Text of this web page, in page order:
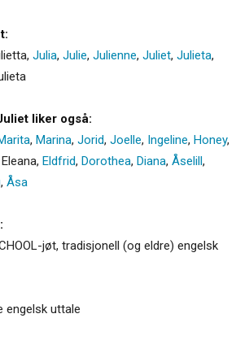
, Julia, Julie, Julienne, Juliet, Julieta,
liker også:
, Marina, Jorid, Joelle, Ingeline, Honey,
Eleana, Eldfrid, Dorothea, Diana, Åselill,
, Åsa
jøt, tradisjonell (og eldre) engelsk
engelsk uttale